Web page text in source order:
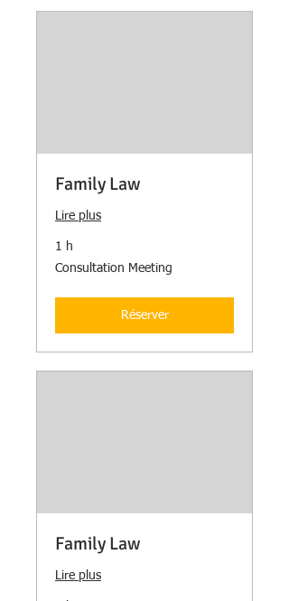
Family Law
Lire plus
1 h
Consultation
Meeting
Consultation Meeting
Réserver
Family Law
Lire plus